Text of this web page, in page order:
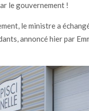
le gouvernement !
le ministre a
annoncé hier par